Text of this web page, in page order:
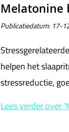
Melatonine
Publicatiedatum: 17-
helpen het
stressreductie,
Lees verderover